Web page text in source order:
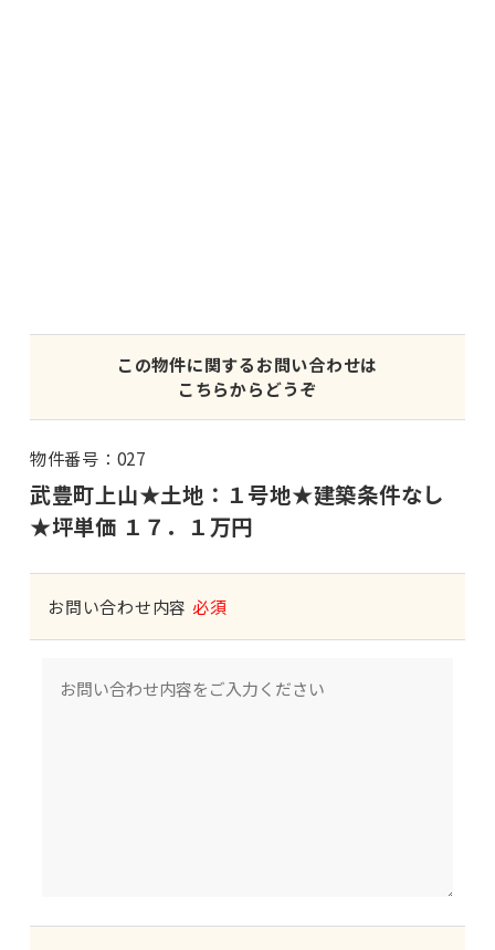
この物件に関するお問い合わせは
こちらからどうぞ
物件番号：027
武豊町上山★土地：１号地★建築条件なし
★坪単価 １７．１万円
お問い合わせ内容